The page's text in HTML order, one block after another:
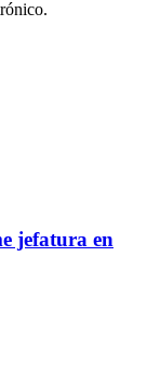
jefatura en